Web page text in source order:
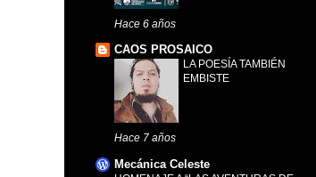
Hace 6 años
CAOS PROSAICO
LA POESÍA TAMBIÉN
EMBISTE
Hace 7 años
Mecánica Celeste